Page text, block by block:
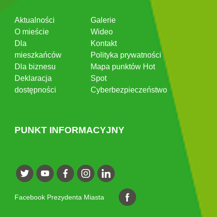
Aktualności
O mieście
Dla
mieszkańców
Dla biznesu
Deklaracja
dostępności
Galerie
Wideo
Kontakt
Polityka prywatności
Mapa punktów Hot
Spot
Cyberbezpieczeństwo
PUNKT INFORMACYJNY
Facebook Prezydenta Miasta